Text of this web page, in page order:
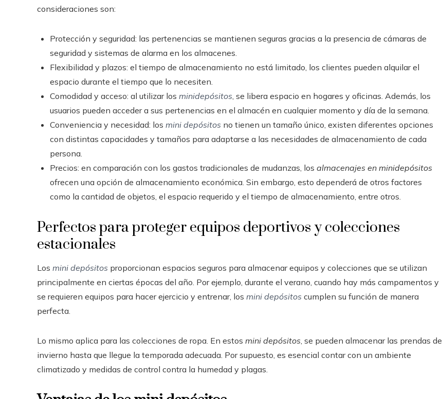
consideraciones son:
Protección y seguridad: las pertenencias se mantienen seguras gracias a la presencia de cámaras de
seguridad y sistemas de alarma en los almacenes.
Flexibilidad y plazos: el tiempo de almacenamiento no está limitado, los clientes pueden alquilar el
espacio durante el tiempo que lo necesiten.
Comodidad y acceso: al utilizar los minidepósitos, se libera espacio en hogares y oficinas. Además, los
usuarios pueden acceder a sus pertenencias en el almacén en cualquier momento y día de la semana.
Conveniencia y necesidad: los mini depósitos no tienen un tamaño único, existen diferentes opciones
con distintas capacidades y tamaños para adaptarse a las necesidades de almacenamiento de cada
persona.
Precios: en comparación con los gastos tradicionales de mudanzas, los almacenajes en minidepósitos
ofrecen una opción de almacenamiento económica. Sin embargo, esto dependerá de otros factores
como la cantidad de objetos, el espacio requerido y el tiempo de almacenamiento, entre otros.
Perfectos para proteger equipos deportivos y colecciones
estacionales
Los mini depósitos proporcionan espacios seguros para almacenar equipos y colecciones que se utilizan
principalmente en ciertas épocas del año. Por ejemplo, durante el verano, cuando hay más campamentos y
se requieren equipos para hacer ejercicio y entrenar, los mini depósitos cumplen su función de manera
perfecta.
Lo mismo aplica para las colecciones de ropa. En estos mini depósitos, se pueden almacenar las prendas de
invierno hasta que llegue la temporada adecuada. Por supuesto, es esencial contar con un ambiente
climatizado y medidas de control contra la humedad y plagas.